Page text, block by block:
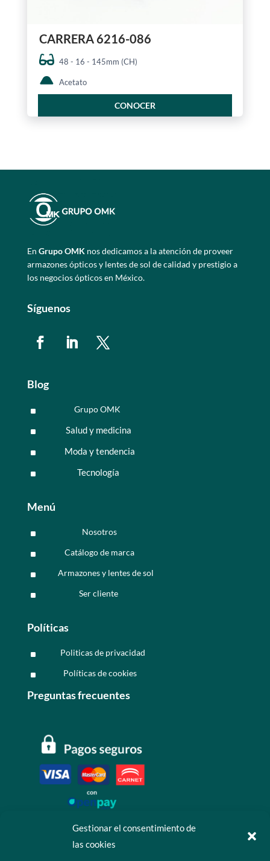
Gestionar el consentimiento de
las cookies
CARRERA 6216-086
48 - 16 - 145mm (CH)
Acetato
CONOCER
En Grupo OMKnos dedicamos a la atención de proveer
armazones ópticos y lentes de sol de calidad y prestigio a
los negocios ópticos en México.
Síguenos
Blog
^ Grupo OMK
^ Salud y medicina
^ Moda y tendencia
^ Tecnología
Menú
^ Nosotros
^ Catálogo de marca
^ Armazones y lentes de sol
^ Ser cliente
Políticas
^ Politicas de privacidad
^ Políticas de cookies
Preguntas frecuentes